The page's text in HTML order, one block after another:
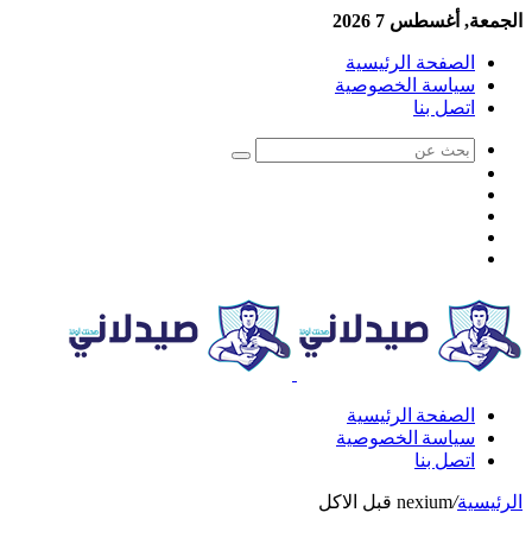
الجمعة, أغسطس 7 2026
الصفحة الرئيسية
سياسة الخصوصية
اتصل بنا
الصفحة الرئيسية
سياسة الخصوصية
اتصل بنا
الرئيسية/nexium قبل الاكل